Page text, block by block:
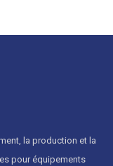
la production et la
pour équipements